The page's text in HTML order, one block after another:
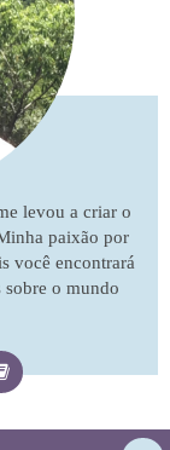
levou a criar o
paixão por
você encontrará
sobre o mundo